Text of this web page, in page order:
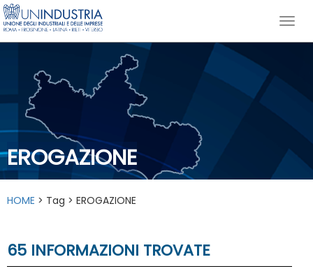
EROGAZIONE
HOME > Tag > EROGAZIONE
65 INFORMAZIONI TROVATE